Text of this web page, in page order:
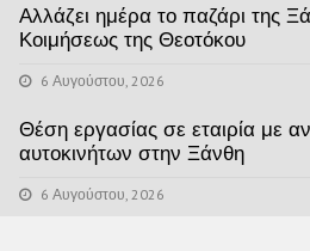
Αλλάζει ημέρα το παζάρι της
Κοιμήσεως της Θεοτόκου
6 Αυγούστου, 2026
Θέση εργασίας σε εταιρία με
αυτοκινήτων στην Ξάνθη
6 Αυγούστου, 2026